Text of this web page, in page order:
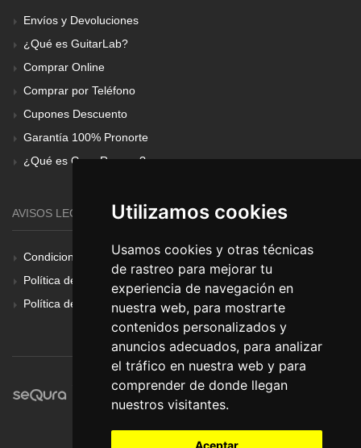
Utilizamos cookies
Usamos cookies y otras técnicas
de rastreo para mejorar tu
experiencia de navegación en
nuestra web, para mostrarte
contenidos personalizados y
anuncios adecuados, para analizar
el tráfico en nuestra web y para
comprender de donde llegan
nuestros visitantes.
Aceptar
Envíos y Devoluciones
¿Qué es GuitarLab?
Comprar Online
Comprar por Teléfono
Cupones Descuento
Garantía 100% Pronorte
¿Qué es Gear Renove?
AVISOS LEGALES
Condiciones Generales
Política de Cookies
Política de Privacidad